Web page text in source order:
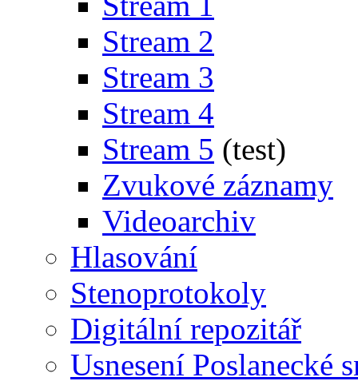
Stream 2
Stream 3
Stream 4
Stream 5 (test)
Zvukové záznamy
Videoarchiv
Hlasování
Stenoprotokoly
Digitální repozitář
Usnesení Poslanecké